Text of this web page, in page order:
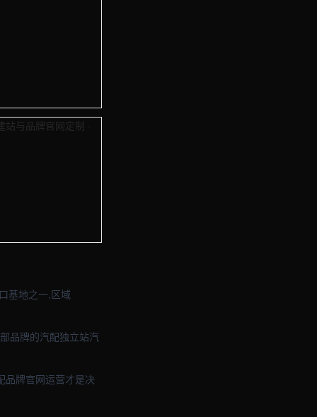
品牌官网定制 · 现场图2
基地之一,区域
品牌的汽配独立站汽
品牌官网运营才是决